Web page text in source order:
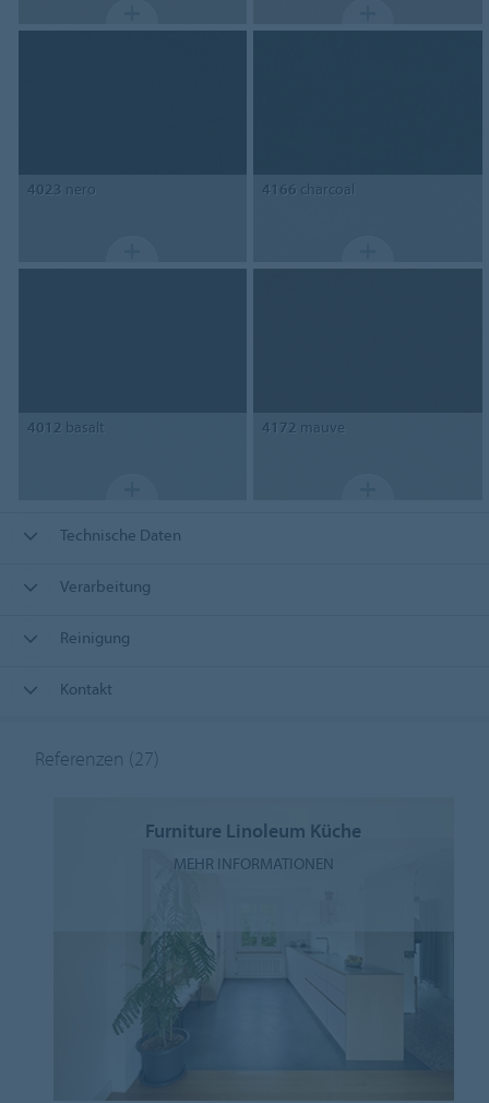
4023 nero 4166 charcoal
4012 basalt 4172 mauve
Technische Daten
Verarbeitung
Reinigung
Kontakt
Referenzen (27)
Furniture Linoleum Küche
MEHR INFORMATIONEN